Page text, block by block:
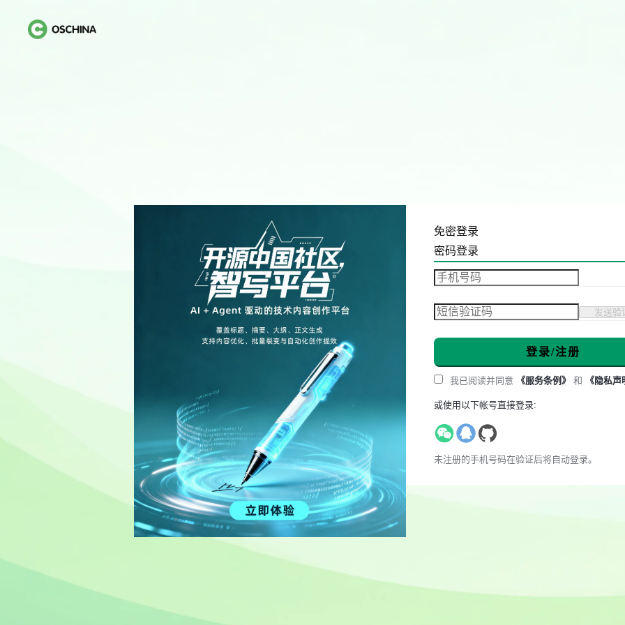
免密登录
密码登录
发送验
登录/注册
我已阅读并同意 《服务条例》 和 《隐私声
或使用以下帐号直接登录:
未注册的手机号码在验证后将自动登录。